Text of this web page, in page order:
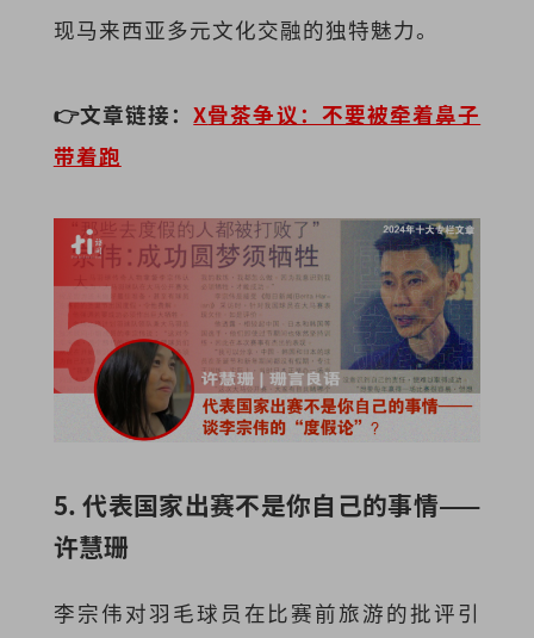
现马来西亚多元文化交融的独特魅力。
👉文章链接：X骨茶争议：不要被牵着鼻子
带着跑
5. 代表国家出赛不是你自己的事情——
许慧珊
李宗伟对羽毛球员在比赛前旅游的批评引